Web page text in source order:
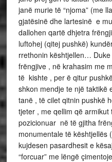
janë murie të “njoma” (me
gjatësinë dhe lartesinë e
dallohen qartë dhjetra
luftohej (qitej pushkë)
rrethonin kështjellen…
frëngjive , në krahasim me
të kishte , per ë qitur
shkon mendje te një taktikë
tanë , të cilet qitnin pushkë
tjeter , me qellim që
pozicionuar në të gjitha
monumentale të kështjellës
kujdesen pasardhesit e
“forcuar” me lëngë